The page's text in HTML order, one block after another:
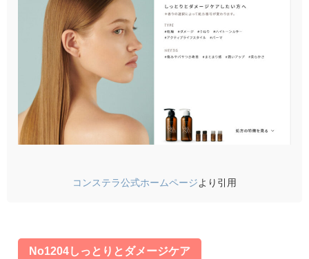
コンステラ公式ホームページより引用
No1204しっとりとダメージケア